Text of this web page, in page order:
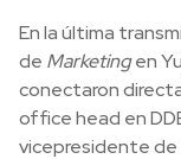
En la última
de Marketingen
conectaron
office head en
vicepresidente de